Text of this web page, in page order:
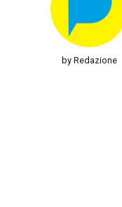
by Redazione